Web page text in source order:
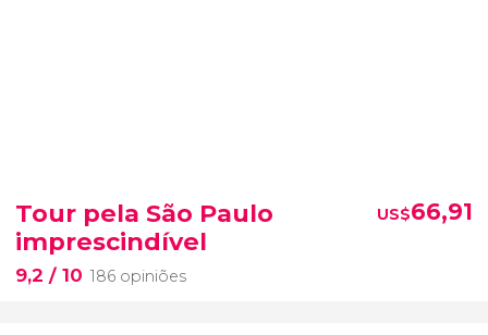
Tour pela São Paulo
imprescindível
9,2 / 10 186 opiniões
US$66,91